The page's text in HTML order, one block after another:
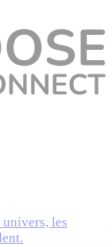
les